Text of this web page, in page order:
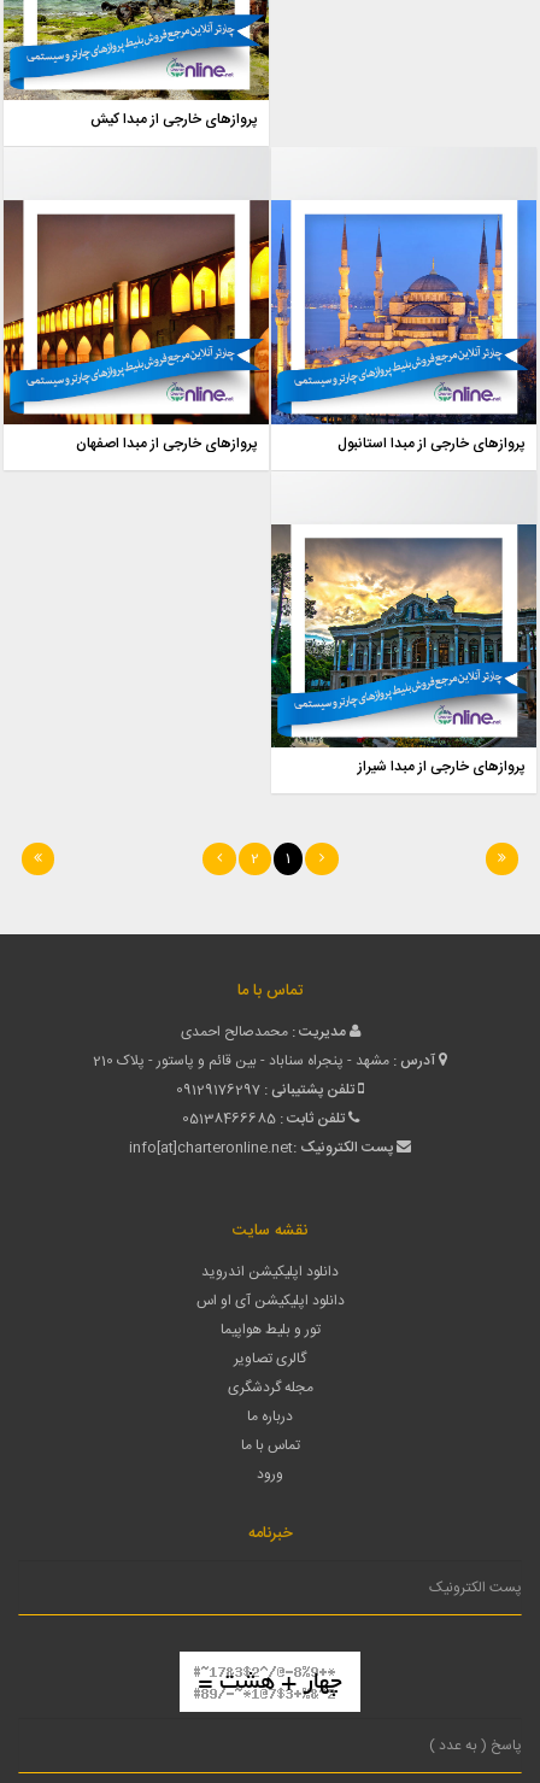
پروازهای خارجی از مبدا کیش
پروازهای خارجی از مبدا استانبول پروازهای خارجی از مبدا اصفهان
پروازهای خارجی از مبدا شیراز
1
2
تماس با ما
مدیریت : محمدصالح احمدی
آدرس : مشهد - پنجراه سناباد - بین قائم و پاستور - پلاک 210
تلفن پشتیبانی : 09129176297
تلفن ثابت : 05138466685
پست الکترونیک :info[at]charteronline.net
نقشه سایت
دانلود اپلیکیشن اندروید
دانلود اپلیکیشن آی او اس
تور و بلیط هواپیما
گالری تصاویر
مجله گردشگری
درباره ما
تماس با ما
ورود
خبرنامه